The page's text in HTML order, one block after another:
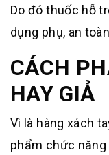
Do đó thuốc hỗ
dụng phụ, an
CÁCH
HAY GIẢ
Vì là hàng xách
phẩm chức